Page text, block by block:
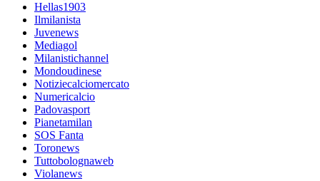
Hellas1903
Ilmilanista
Juvenews
Mediagol
Milanistichannel
Mondoudinese
Notiziecalciomercato
Numericalcio
Padovasport
Pianetamilan
SOS Fanta
Toronews
Tuttobolognaweb
Violanews